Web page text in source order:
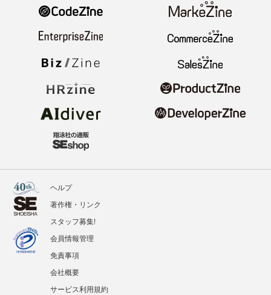
ヘルプ
著作権・リンク
スタッフ募集!
会員情報管理
免責事項
会社概要
サービス利用規約